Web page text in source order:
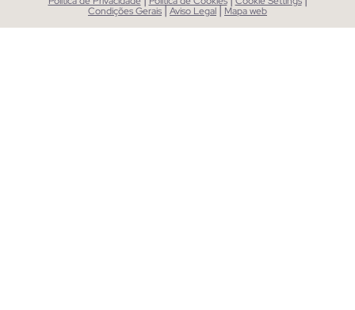
Condições Gerais|Aviso Legal| Mapa web